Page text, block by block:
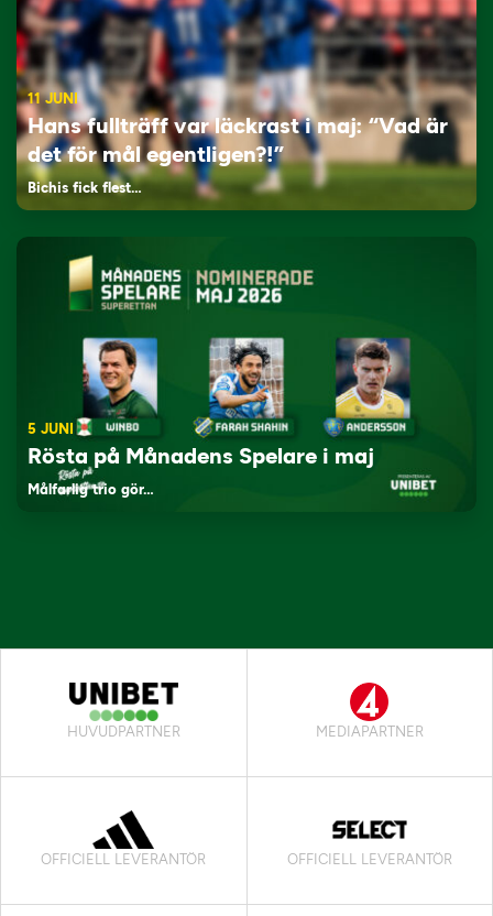
11 JUNI
Hans fullträff var läckrast i maj: “Vad är
det för mål egentligen?!”
Bichis fick flest…
5 JUNI
Rösta på Månadens Spelare i maj
Målfarlig trio gör…
HUVUDPARTNER MEDIAPARTNER
OFFICIELL LEVERANTÖR OFFICIELL LEVERANTÖR